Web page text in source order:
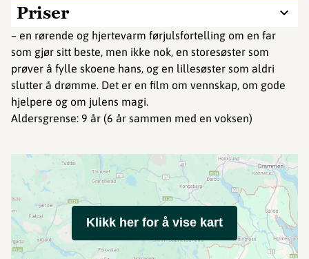
Priser
– en rørende og hjertevarm førjulsfortelling om en far
som gjør sitt beste, men ikke nok, en storesøster som
prøver å fylle skoene hans, og en lillesøster som aldri
slutter å drømme. Det er en film om vennskap, om gode
hjelpere og om julens magi.
Aldersgrense: 9 år (6 år sammen med en voksen)
Klikk her for å vise kart